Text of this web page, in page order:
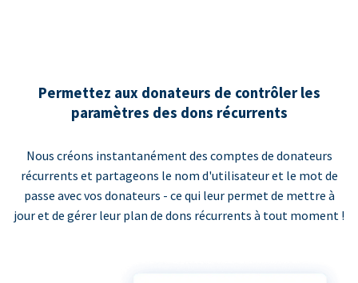
Permettez aux donateurs de contrôler les
paramètres des dons récurrents
Nous créons instantanément des comptes de donateurs
récurrents et partageons le nom d'utilisateur et le mot de
passe avec vos donateurs - ce qui leur permet de mettre à
jour et de gérer leur plan de dons récurrents à tout moment !